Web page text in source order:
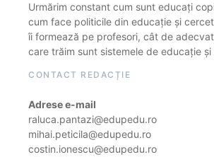
Urmărim constant cum sunt educați
cum face politicile din educație și
îi formează pe profesori, cât de
care trăim sunt sistemele de educație
CONTACT REDACȚIE
Adrese e-mail
raluca.pantazi@edupedu.ro
mihai.peticila@edupedu.ro
costin.ionescu@edupedu.ro